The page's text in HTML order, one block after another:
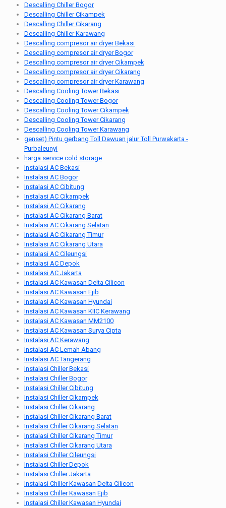
Descalling Chiller Bogor
Descalling Chiller Cikampek
Descalling Chiller Cikarang
Descalling Chiller Karawang
Descalling compresor air dryer Bekasi
Descalling compresor air dryer Bogor
Descalling compresor air dryer Cikampek
Descalling compresor air dryer Cikarang
Descalling compresor air dryer Karawang
Descalling Cooling Tower Bekasi
Descalling Cooling Tower Bogor
Descalling Cooling Tower Cikampek
Descalling Cooling Tower Cikarang
Descalling Cooling Tower Karawang
genset) Pintu gerbang Toll Dawuan jalur Toll Purwakarta -
Purbaleunyi
harga service cold storage
Instalasi AC Bekasi
Instalasi AC Bogor
Instalasi AC Cibitung
Instalasi AC Cikampek
Instalasi AC Cikarang
Instalasi AC Cikarang Barat
Instalasi AC Cikarang Selatan
Instalasi AC Cikarang Timur
Instalasi AC Cikarang Utara
Instalasi AC Cileungsi
Instalasi AC Depok
Instalasi AC Jakarta
Instalasi AC Kawasan Delta Cilicon
Instalasi AC Kawasan Ejib
Instalasi AC Kawasan Hyundai
Instalasi AC Kawasan KIIC Kerawang
Instalasi AC Kawasan MM2100
Instalasi AC Kawasan Surya Cipta
Instalasi AC Kerawang
Instalasi AC Lemah Abang
Instalasi AC Tangerang
Instalasi Chiller Bekasi
Instalasi Chiller Bogor
Instalasi Chiller Cibitung
Instalasi Chiller Cikampek
Instalasi Chiller Cikarang
Instalasi Chiller Cikarang Barat
Instalasi Chiller Cikarang Selatan
Instalasi Chiller Cikarang Timur
Instalasi Chiller Cikarang Utara
Instalasi Chiller Cileungsi
Instalasi Chiller Depok
Instalasi Chiller Jakarta
Instalasi Chiller Kawasan Delta Cilicon
Instalasi Chiller Kawasan Ejib
Instalasi Chiller Kawasan Hyundai